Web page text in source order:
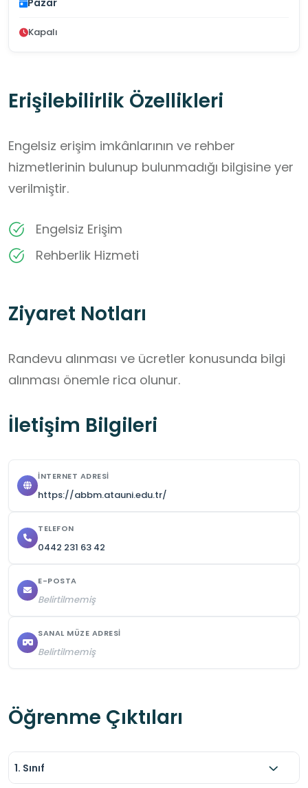
Pazar
Kapalı
Erişilebilirlik Özellikleri
Engelsiz erişim imkânlarının ve rehber
hizmetlerinin bulunup bulunmadığı bilgisine yer
verilmiştir.
Engelsiz Erişim
Rehberlik Hizmeti
Ziyaret Notları
Randevu alınması ve ücretler konusunda bilgi
alınması önemle rica olunur.
İletişim Bilgileri
İNTERNET ADRESI
https://abbm.atauni.edu.tr/
TELEFON
0442 231 63 42
E-POSTA
Belirtilmemiş
SANAL MÜZE ADRESI
Belirtilmemiş
Öğrenme Çıktıları
1. Sınıf